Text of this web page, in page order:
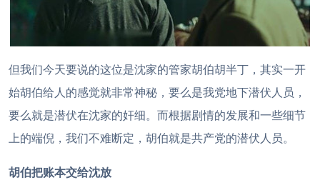
但我们今天要说的这位是沈家的管家胡伯胡半丁，其实一开
始胡伯给人的感觉就非常神秘，要么是我党地下潜伏人员，
要么就是潜伏在沈家的奸细。而根据剧情的发展和一些细节
上的端倪，我们不难断定，胡伯就是共产党的潜伏人员。
胡伯把账本交给沈放